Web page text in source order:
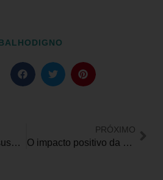
Justiça determina suspensão da cobrança do IPVA PcD em São Paulo
PRÓXIMO
O impacto positivo da Educação Inclusiva no desenvolvimento de crianças e adolescentes com deficiência intelectual